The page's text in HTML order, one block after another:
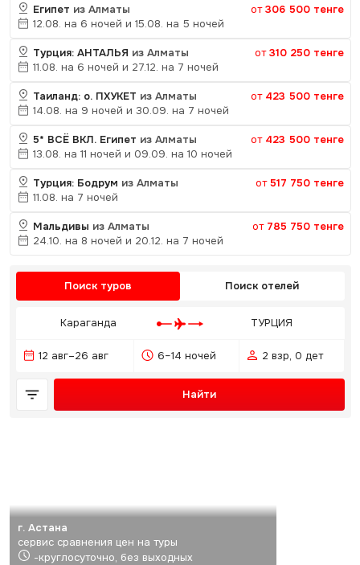
Египет из Алматы от306 500 тенге
12.08. на 6 ночей и 15.08. на 5 ночей
Турция: АНТАЛЬЯ из Алматы от310 250 тенге
11.08. на 6 ночей и 27.12. на 7 ночей
Таиланд: о. ПХУКЕТ из Алматы от 423 500 тенге
14.08. на 9 ночей и 30.09. на 7 ночей
5* ВСЁ ВКЛ. Египет из Алматы от 423 500 тенге
13.08. на 11 ночей и 09.09. на 10 ночей
Турция: Бодрум из Алматы от517 750 тенге
11.08. на 7 ночей
Мальдивы из Алматы от 785 750 тенге
24.10. на 8 ночей и 20.12. на 7 ночей
Поиск туров Поиск отелей
Караганда ТУРЦИЯ
12 авг–26 авг 6–14 ночей 2 взр, 0 дет
Найти
г. Астана
сервис сравнения цен на туры
-круглосуточно, без выходных